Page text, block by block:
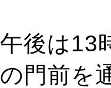
午後は13
の門前を